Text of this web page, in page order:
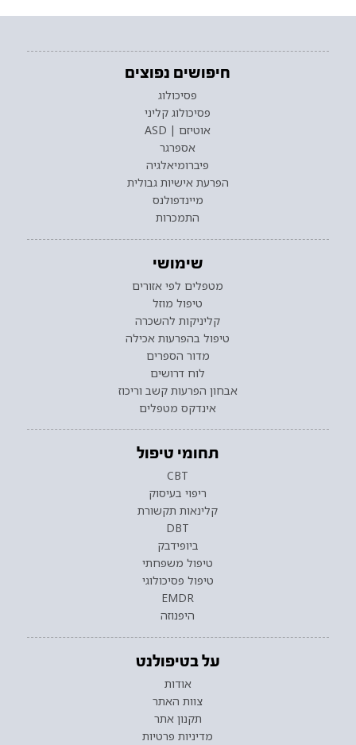
חיפושים נפוצים
פסיכולוג
פסיכולוג קליני
אוטיזם | ASD
אספרגר
פיברומיאלגיה
הפרעת אישיות גבולית
מיינדפולנס
התמכרות
שימושי
מטפלים לפי אזורים
טיפול מוזל
קליניקות להשכרה
טיפול בהפרעות אכילה
מדור הספרים
לוח דרושים
אבחון הפרעות קשב וריכוז
אינדקס מטפלים
תחומי טיפול
CBT
ריפוי בעיסוק
קלינאות תקשורת
DBT
ביופידבק
טיפול משפחתי
טיפול פסיכולוגי
EMDR
היפנוזה
על בטיפולנט
אודות
צוות האתר
תקנון אתר
מדיניות פרטיות